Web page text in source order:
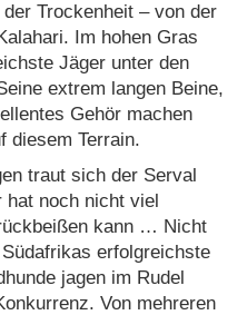
Trockenheit – von der
Im hohen Gras
Jäger unter den
extrem langen Beine,
Gehör machen
diesem Terrain.
traut sich der Serval
hat noch nicht viel
kann … Nicht
erfolgreichste
jagen im Rudel
Von mehreren